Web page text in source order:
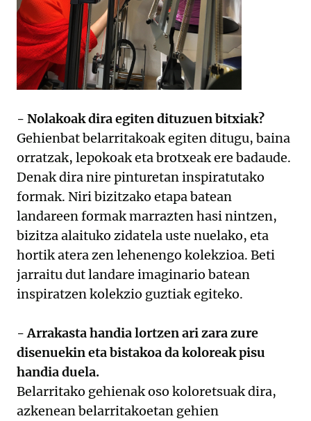
- Nolakoak dira egiten dituzuen bitxiak?
Gehienbat belarritakoak egiten ditugu, baina
orratzak, lepokoak eta brotxeak ere badaude.
Denak dira nire pinturetan inspiratutako
formak. Niri bizitzako etapa batean
landareen formak marrazten hasi nintzen,
bizitza alaituko zidatela uste nuelako, eta
hortik atera zen lehenengo kolekzioa. Beti
jarraitu dut landare imaginario batean
inspiratzen kolekzio guztiak egiteko.
- Arrakasta handia lortzen ari zara zure
disenuekin eta bistakoa da koloreak pisu
handia duela.
Belarritako gehienak oso koloretsuak dira,
azkenean belarritakoetan gehien